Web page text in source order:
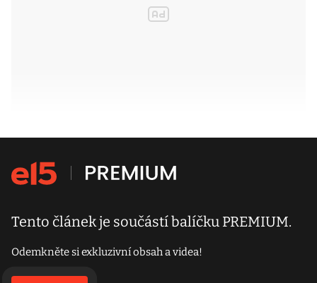
Tento článek je součástí balíčku PREMIUM.
Odemkněte si exkluzivní obsah a videa!